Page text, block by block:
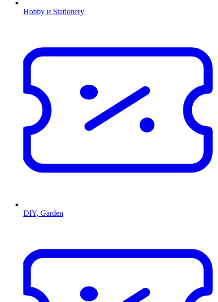
Hobby и Stationery
DIY, Garden